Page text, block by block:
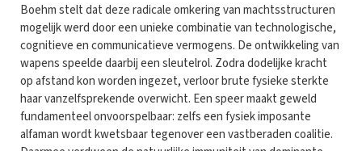
Boehm stelt dat deze radicale omkering van machtsstructuren
mogelijk werd door een unieke combinatie van technologische,
cognitieve en communicatieve vermogens. De ontwikkeling van
wapens speelde daarbij een sleutelrol. Zodra dodelijke kracht
op afstand kon worden ingezet, verloor brute fysieke sterkte
haar vanzelfsprekende overwicht. Een speer maakt geweld
fundamenteel onvoorspelbaar: zelfs een fysiek imposante
alfaman wordt kwetsbaar tegenover een vastberaden coalitie.